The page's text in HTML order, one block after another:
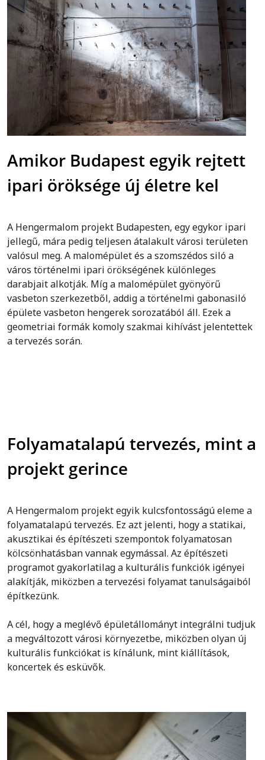
Amikor Budapest egyik rejtett
ipari öröksége új életre kel
A Hengermalom projekt Budapesten, egy egykor ipari
jellegű, mára pedig teljesen átalakult városi területen
valósul meg. A malomépület és a szomszédos siló a
város történelmi ipari örökségének különleges
darabjait alkotják. Míg a malomépület gyönyörű
vasbeton szerkezetből, addig a történelmi gabonasiló
épülete vasbeton hengerek sorozatából áll. Ezek a
geometriai formák komoly szakmai kihívást jelentettek
a tervezés során.
Folyamatalapú tervezés, mint a
projekt gerince
A Hengermalom projekt egyik kulcsfontosságú eleme a
folyamatalapú tervezés. Ez azt jelenti, hogy a statikai,
akusztikai és építészeti szempontok folyamatosan
kölcsönhatásban vannak egymással. Az építészeti
programot gyakorlatilag a kulturális funkciók igényei
alakítják, miközben a tervezési folyamat tanulságaiból
építkezünk.
A cél, hogy a meglévő épületállományt integrálni tudjuk
a megváltozott városi környezetbe, miközben olyan új
kulturális funkciókat is kínálunk, mint kiállítások,
koncertek és esküvők.